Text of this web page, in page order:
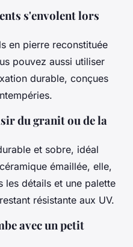
s'envolent lors
en pierre reconstituée
pouvez aussi utiliser
durable, conçues
du granit ou de la
et sobre, idéal
émaillée, elle,
les détails et une palette
résistante aux UV.
avec un petit